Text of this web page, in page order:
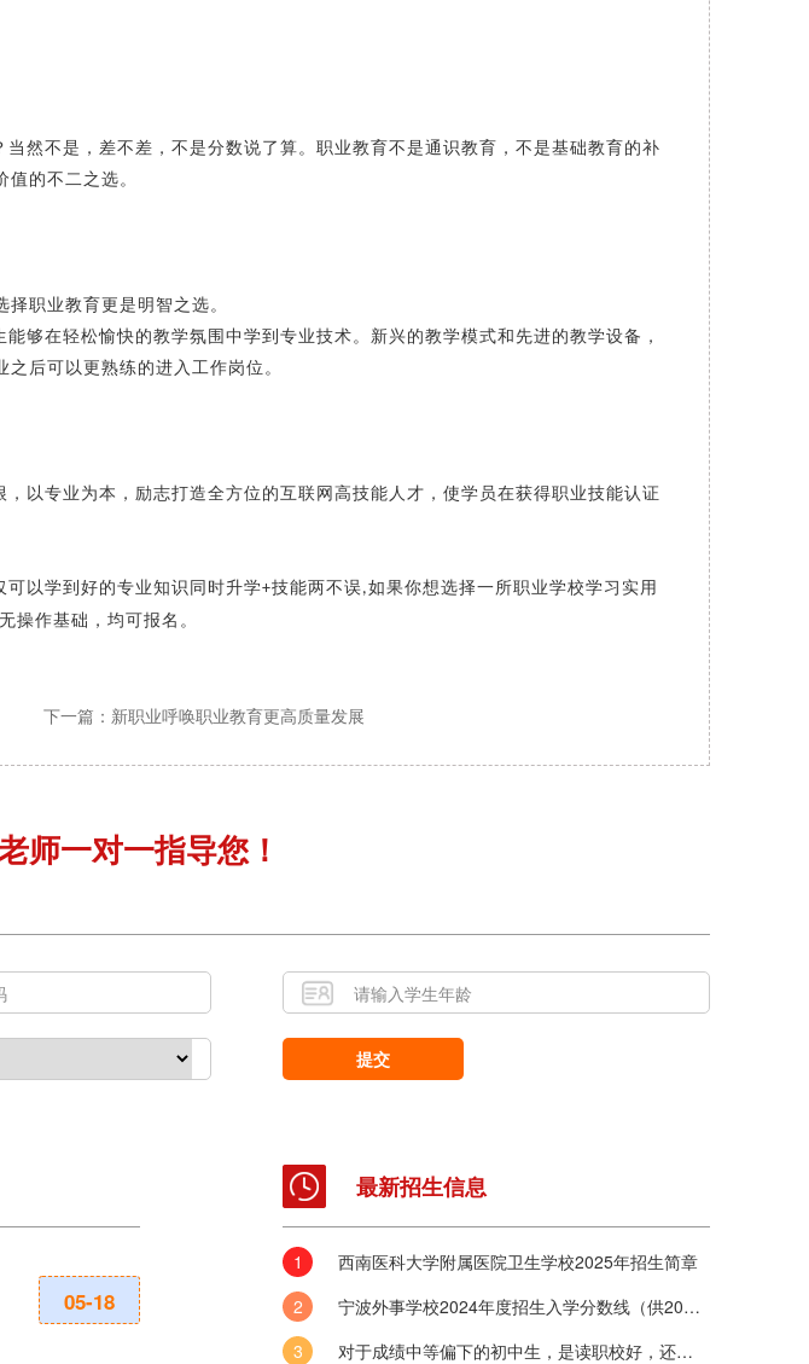
然不是，差不差，不是分数说了算。职业教育不是通识教育，不是基础教育的补
的不二之选。
职业教育更是明智之选。
够在轻松愉快的教学氛围中学到专业技术。新兴的教学模式和先进的教学设备，
后可以更熟练的进入工作岗位。
以专业为本，励志打造全方位的互联网高技能人才，使学员在获得职业技能认证
以学到好的专业知识同时升学+技能两不误,如果你想选择一所职业学校学习实用
操作基础，均可报名。
下一篇：新职业呼唤职业教育更高质量发展
师一对一指导您！
提交
05-18
职业教育所追求的核心目标为何？
在优职升学网，我们始终关注职业教育领域的最新动态与核心议题。随着我国经济的蓬勃
展和产业结构的持续优化，职业教育在人才培养、技能传承及推动社会经济发展方面的重
最新招生信息
西南医科大学附属医院卫生学校2025年招生简章
宁波外事学校2024年度招生入学分数线（供2025年考生参考）
对于成绩中等偏下的初中生，是读职校好，还是五年制大专好？